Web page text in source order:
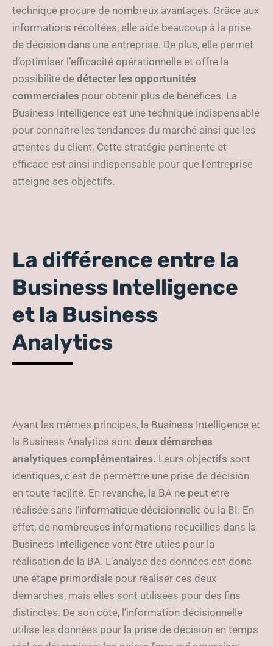
technique procure de nombreux avantages. Grâce aux
informations récoltées, elle aide beaucoup à la prise
de décision dans une entreprise. De plus, elle permet
d’optimiser l’efficacité opérationnelle et offre la
possibilité de détecter les opportunités
commerciales pour obtenir plus de bénéfices. La
Business Intelligence est une technique indispensable
pour connaître les tendances du marché ainsi que les
attentes du client. Cette stratégie pertinente et
efficace est ainsi indispensable pour que l’entreprise
atteigne ses objectifs.
La différence entre la
Business Intelligence
et la Business
Analytics
Ayant les mêmes principes, la Business Intelligence et
la Business Analytics sont deux démarches
analytiques complémentaires. Leurs objectifs sont
identiques, c’est de permettre une prise de décision
en toute facilité. En revanche, la BA ne peut être
réalisée sans l’informatique décisionnelle ou la BI. En
effet, de nombreuses informations recueillies dans la
Business Intelligence vont être utiles pour la
réalisation de la BA. L’analyse des données est donc
une étape primordiale pour réaliser ces deux
démarches, mais elles sont utilisées pour des fins
distinctes. De son côté, l’information décisionnelle
utilise les données pour la prise de décision en temps